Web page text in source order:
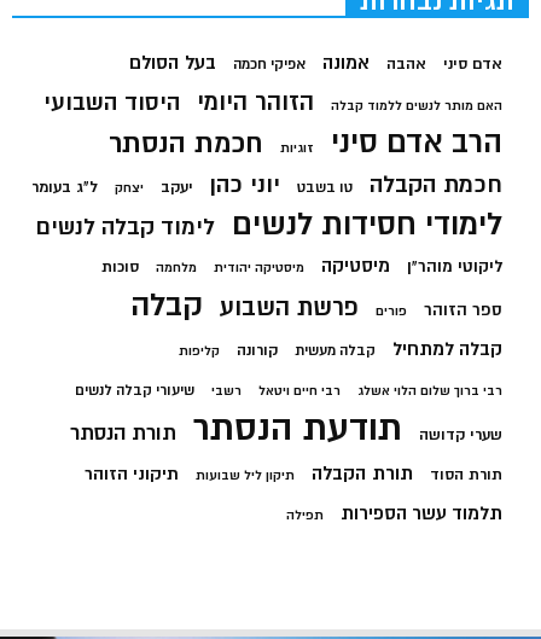
אדם סיני אהבה אמונה אפיקי חכמה בעל הסולם
האם מותר לנשים ללמוד קבלה הזוהר היומי היסוד השבועי
הרב אדם סיני זוגיות חכמת הנסתר
חכמת הקבלה טו בשבט יוני כהן יעקב יצחק ל"ג בעומר
לימודי חסידות לנשים לימוד קבלה לנשים
ליקוטי מוהר"ן מיסטיקה מיסטיקה יהודית מלחמה סוכות
ספר הזוהר פורים פרשת השבוע קבלה
קבלה למתחיל קבלה מעשית קורונה קליפות
רבי ברוך שלום הלוי אשלג רבי חיים ויטאל רשבי שיעורי קבלה לנשים
שערי קדושה תודעת הנסתר תורת הנסתר
תורת הסוד תורת הקבלה תיקון ליל שבועות תיקוני הזוהר
תלמוד עשר הספירות תפילה